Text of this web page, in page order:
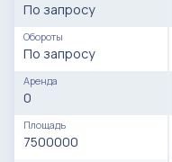
По запросу
Обороты
По запросу
Аренда
0
Площадь
7500000